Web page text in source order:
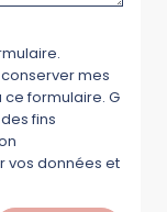
mes
formulaire. G
fins
vos données et